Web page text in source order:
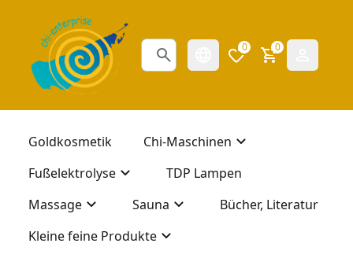
0 0
Goldkosmetik
Chi-Maschinen
Fußelektrolyse
TDP Lampen
Massage
Sauna
Bücher, Literatur
Kleine feine Produkte